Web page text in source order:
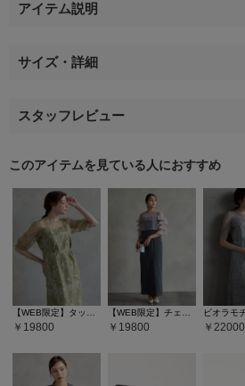
アイテム説明
サイズ・詳細
スタッフレビュー
このアイテムを見ている人におすすめ
19800 19800 22000